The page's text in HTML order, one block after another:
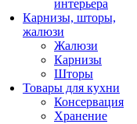
интерьера
Карнизы, шторы,
жалюзи
Жалюзи
Карнизы
Шторы
Товары для кухни
Консервация
Хранение